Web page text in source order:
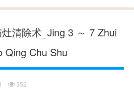
清除术_Jing 3 ～ 7 Zhui
Qing Chu Shu
352